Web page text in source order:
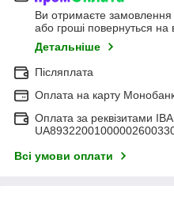
Ви отримаєте замовлення
або гроші повернуться на
Детальніше
Післяплата
Оплата на карту
Оплата за реквізитами
Всі умови оплати